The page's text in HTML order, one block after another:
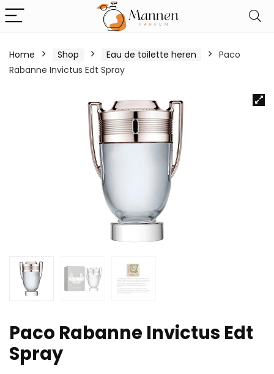
Home Shop Eau de toilette heren
Paco
Rabanne Invictus Edt Spray
Paco Rabanne Invictus Edt
Spray